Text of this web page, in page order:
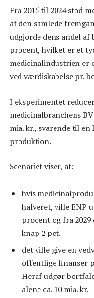
Fra 2015 til 2024 stod
af den samlede
udgjorde dens andel
procent, hvilket er et
medicinalindustrien
ved værdiskabelse pr.
I eksperimentet
medicinalbranchens
mia. kr., svarende til
produktion.
Scenariet viser, at:
hvis
halveret, ville BNP
procent og fra
knap 2 pct.
det ville give en
offentlige finanser
Heraf udgør
alene ca. 10 mia. kr.